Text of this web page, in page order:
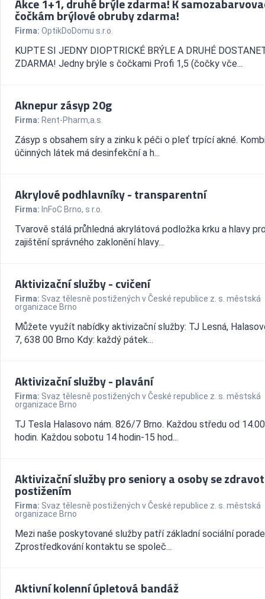
Akce 1+1, druhé brýle zdarma! K
čočkám brýlové obruby zdarma!
Firma: OptikDoDomu s.r.o.
KUPTE SI JEDNY DIOPTRICKÉ BRÝLE A DRUHÉ
ZDARMA! Jedny brýle s čočkami Profi 1,5 (čočky vče...
Aknepur zásyp 20g
Firma: Rent-Pharm,a.s.
Zásyp s obsahem síry a zinku k péči o pleť trpící akné.
účinných látek má desinfekční a h...
Akrylové podhlavníky - transparentní
Firma: InFoC Brno, s r.o.
Tvarově stálá průhledná akrylátová podložka krku a hlavy
zajištění správného zaklonění hlavy...
Aktivizační služby - cvičení
Firma: Svaz tělesně postižených v České republice z. s. městská
organizace Brno
Můžete využít nabídky aktivizační služby: TJ Lesná,
7, 638 00 Brno Kdy: každý pátek...
Aktivizační služby - plavání
Firma: Svaz tělesně postižených v České republice z. s. městská
organizace Brno
TJ Tesla Halasovo nám. 826/7 Brno. Každou středu od
hodin. Každou sobotu 14 hodin-15 hod...
Aktivizační služby pro seniory a osoby se
postižením
Firma: Svaz tělesně postižených v České republice z. s. městská
organizace Brno
Mezi naše poskytované služby patří základní sociální
Zprostředkování kontaktu se společ...
Aktivní kolenní úpletová bandáž